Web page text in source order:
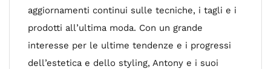
aggiornamenti continui sulle tecniche, i tagli e i
prodotti all’ultima moda. Con un grande
interesse per le ultime tendenze e i progressi
dell’estetica e dello styling, Antony e i suoi